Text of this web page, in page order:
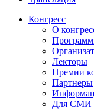
Конгресс
О
Лекторы
Премии
Партнеры
Для СМИ